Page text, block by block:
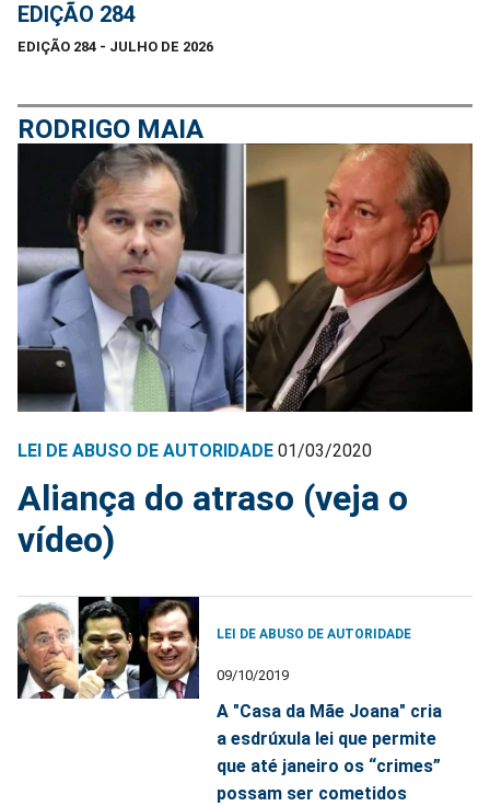
EDIÇÃO 284
EDIÇÃO 284 - JULHO DE 2026
RODRIGO MAIA
LEI DE ABUSO DE AUTORIDADE 01/03/2020
Aliança do atraso (veja o
vídeo)
LEI DE ABUSO DE AUTORIDADE
09/10/2019
A "Casa da Mãe Joana" cria
a esdrúxula lei que permite
que até janeiro os “crimes”
possam ser cometidos